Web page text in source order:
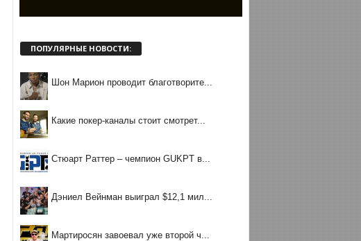
ПОПУЛЯРНЫЕ НОВОСТИ:
Шон Марион проводит благотворите...
Какие покер-каналы стоит смотрет...
Стюарт Раттер – чемпион GUKPT в...
Дэниел Вейнман выиграл $12,1 мил...
Мартиросян завоевал уже второй ч...